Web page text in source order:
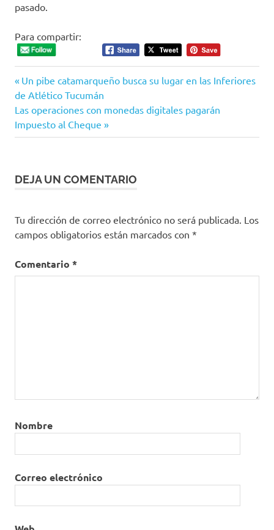
pasado.
Para compartir:
Navegación
de
entradas
Entrada
anterior:
Un pibe catamarqueño busca su lugar en las Inferiores
de Atlético Tucumán
Siguiente
entrada:
Las operaciones con monedas digitales pagarán
Impuesto al Cheque
DEJA UN COMENTARIO
Tu dirección de correo electrónico no será publicada. Los
campos obligatorios están marcados con *
Comentario *
Nombre
Correo electrónico